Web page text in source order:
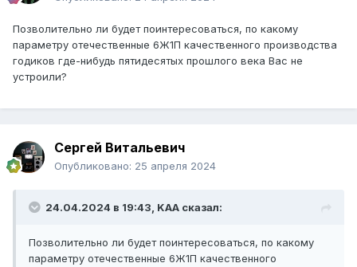
Позволительно ли будет поинтересоваться, по какому
параметру отечественные 6Ж1П качественного производства
годиков где-нибудь пятидесятых прошлого века Вас не
устроили?
Сергей Витальевич
Опубликовано: 25 апреля 2024
24.04.2024 в 19:43, KAA сказал:
Позволительно ли будет поинтересоваться, по какому
параметру отечественные 6Ж1П качественного